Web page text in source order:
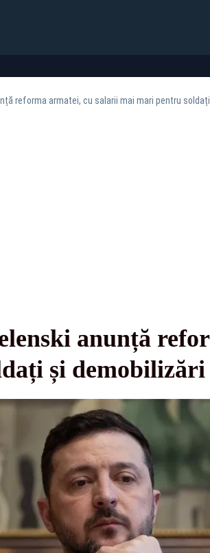
reforma armatei, cu salarii mai mari pentru
anunță
și demobilizări